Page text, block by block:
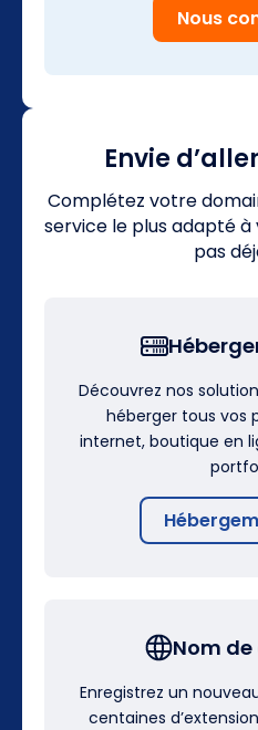
Nous
Envie
Complétez votre
service le plus adapté
pas
Découvrez nos
héberger tous vos
internet, boutique en
Nom
Enregistrez un
centaines